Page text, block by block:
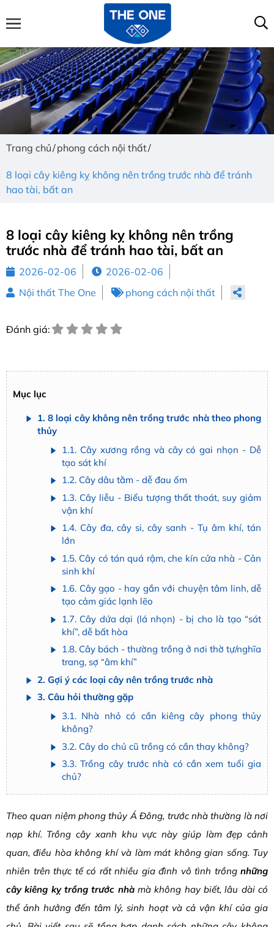
Trang chủ phong cách nội thất
8 loại cây kiêng kỵ không nên trồng trước nhà để tránh
hao tài, bất an
8 loại cây kiêng kỵ không nên trồng
trước nhà để tránh hao tài, bất an
2026-02-06
2026-02-06
Nội thất The One
phong cách nội thất
Đánh giá:
Mục lục
1. 8 loại cây không nên trồng trước nhà theo phong
thủy
1.1. Cây xương rồng và cây có gai nhọn - Dễ
tạo sát khí
1.2. Cây dâu tằm - dễ đau ốm
1.3. Cây liễu - Biểu tượng thất thoát, suy giảm
vận khí
1.4. Cây đa, cây si, cây sanh - Tụ âm khí, tán
lớn
1.5. Cây có tán quá rậm, che kín cửa nhà - Cản
sinh khí
1.6. Cây gạo - hay gắn với chuyện tâm linh, dễ
tạo cảm giác lạnh lẽo
1.7. Cây dứa dại (lá nhọn) - bị cho là tạo “sát
khí”, dễ bất hòa
1.8. Cây bách - thường trồng ở nơi thờ tự/nghĩa
trang, sợ “âm khí”
2. Gợi ý các loại cây nên trồng trước nhà
3. Câu hỏi thường gặp
3.1. Nhà nhỏ có cần kiêng cây phong thủy
không?
3.2. Cây do chủ cũ trồng có cần thay không?
3.3. Trồng cây trước nhà có cần xem tuổi gia
chủ?
Theo quan niệm phong thủy Á Đông, trước nhà thường là nơi
nạp khí. Trồng cây xanh khu vực này giúp làm đẹp cảnh
quan, điều hòa không khí và làm mát không gian sống. Tuy
nhiên trên thực tế có rất nhiều gia đình vô tình trồng những
cây kiêng kỵ trồng trước nhàmà không hay biết, lâu dài có
thể ảnh hưởng đến tâm lý, sinh hoạt và cả vận khí của gia